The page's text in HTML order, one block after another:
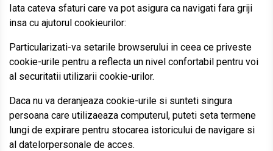
Iata cateva sfaturi care va pot asigura ca navigati fara griji
insa cu ajutorul cookieurilor:
Particularizati-va setarile browserului in ceea ce priveste
cookie-urile pentru a reflecta un nivel confortabil pentru voi
al securitatii utilizarii cookie-urilor.
Daca nu va deranjeaza cookie-urile si sunteti singura
persoana care utilizaeaza computerul, puteti seta termene
lungi de expirare pentru stocarea istoricului de navigare si
al datelorpersonale de acces.